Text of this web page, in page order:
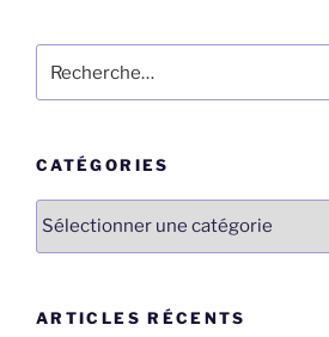
pour
CATÉGORIES
Catégories
ARTICLES RÉCENTS